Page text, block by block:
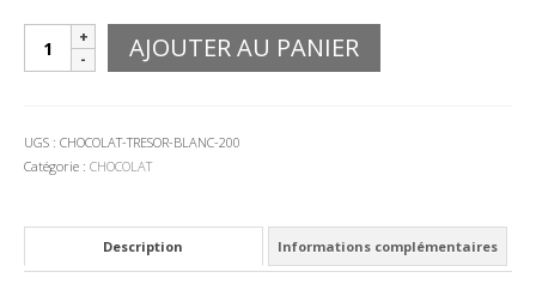
quantité
"Trésor
au
Blanc"
Boîte
AJOUTER AU PANIER
UGS : CHOCOLAT-TRESOR-BLANC-200
Catégorie : CHOCOLAT
Description Informations complémentaires